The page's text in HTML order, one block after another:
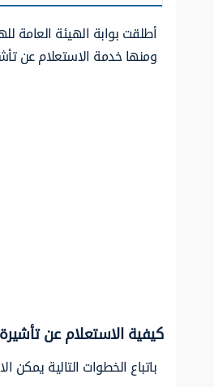
أطلقت بوابة الهيئة العامة
ومنها خدمة الاستعلام عن
كيفية الاستعلام عن
باتباع الخطوات التالية يمكن